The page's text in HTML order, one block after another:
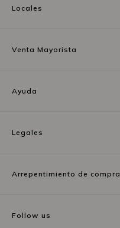
Locales
Venta Mayorista
Ayuda
Legales
Arrepentimiento de compra
Follow us